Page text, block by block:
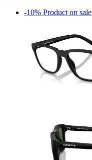
-10% Product on sale